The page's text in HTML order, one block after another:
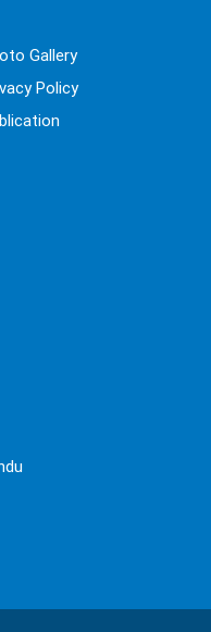
Gallery
Policy